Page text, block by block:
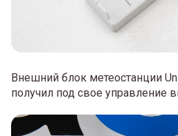
Внешний блок метеостанции
получил под свое управление